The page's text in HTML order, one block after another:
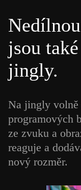
jsou
jingly.
Na jingly
programových
ze zvuku a
reaguje a
nový rozměr.